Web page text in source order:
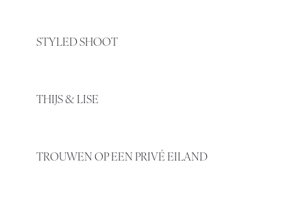
STYLED SHOOT
THIJS & LISE
TROUWEN OP EEN PRIVÉ EILAND